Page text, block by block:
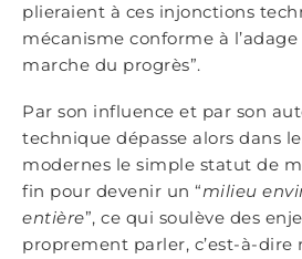
plieraient à ces injonctions
mécanisme conforme à l’adage
marche du progrès”.
Par son influence et par son
technique dépasse alors dans
modernes le simple statut de
fin pour devenir un “milieu
entière”, ce qui soulève des
proprement parler, c’est-à-dire